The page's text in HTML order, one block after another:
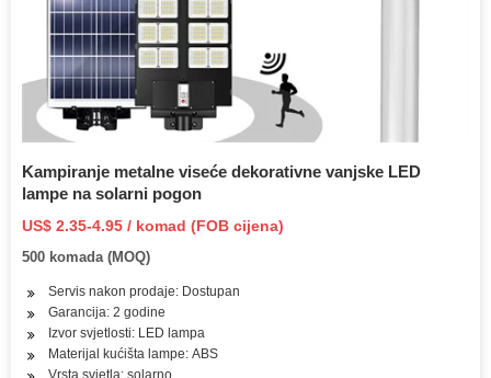
Kampiranje metalne viseće dekorativne vanjske LED
lampe na solarni pogon
US$ 2.35-4.95 / komad (FOB cijena)
500 komada (MOQ)
Servis nakon prodaje: Dostupan
Garancija: 2 godine
Izvor svjetlosti: LED lampa
Materijal kućišta lampe: ABS
Vrsta svjetla: solarno